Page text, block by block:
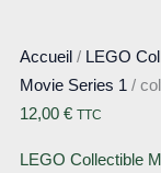
Accueil / LEGO
Movie Series 1 /
12,00 € TTC
LEGO Collectible